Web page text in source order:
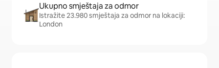
Ukupno smještaja za odmor
Istražite 23.980 smještaja za odmor na lokaciji:
London